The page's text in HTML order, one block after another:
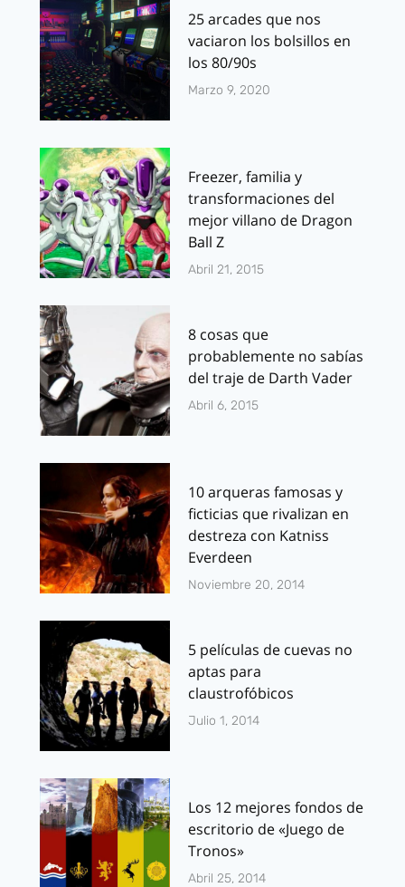
25 arcades que nos
vaciaron los bolsillos en
los 80/90s
Marzo 9, 2020
Freezer, familia y
transformaciones del
mejor villano de Dragon
Ball Z
Abril 21, 2015
8 cosas que
probablemente no sabías
del traje de Darth Vader
Abril 6, 2015
10 arqueras famosas y
ficticias que rivalizan en
destreza con Katniss
Everdeen
Noviembre 20, 2014
5 películas de cuevas no
aptas para
claustrofóbicos
Julio 1, 2014
Los 12 mejores fondos de
escritorio de «Juego de
Tronos»
Abril 25, 2014